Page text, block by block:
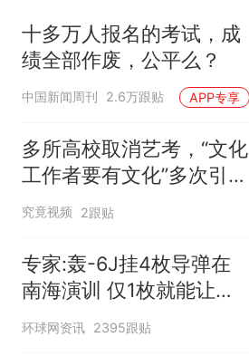
十多万人报名的考试，成
绩全部作废，公平么？
中国新闻周刊 2.6万跟贴 APP专享
多所高校取消艺考，“文化
工作者要有文化”多次引热
议
究竟视频 2跟贴
专家:轰-6J挂4枚导弹在
南海演训 仅1枚就能让航
母瘫痪
环球网资讯 2395跟贴